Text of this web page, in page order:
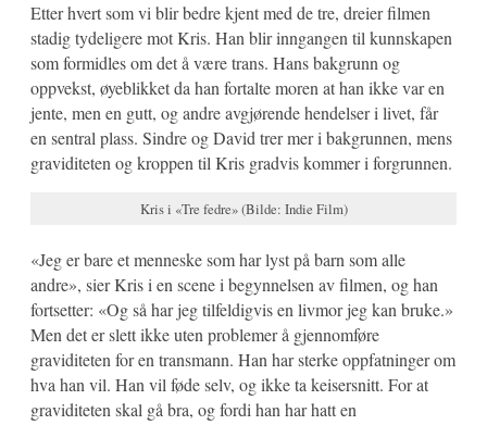
Etter hvert som vi blir bedre kjent med de tre, dreier filmen
stadig tydeligere mot Kris. Han blir inngangen til kunnskapen
som formidles om det å være trans. Hans bakgrunn og
oppvekst, øyeblikket da han fortalte moren at han ikke var en
jente, men en gutt, og andre avgjørende hendelser i livet, får
en sentral plass. Sindre og David trer mer i bakgrunnen, mens
graviditeten og kroppen til Kris gradvis kommer i forgrunnen.
Kris i «Tre fedre» (Bilde: Indie Film)
«Jeg er bare et menneske som har lyst på barn som alle
andre», sier Kris i en scene i begynnelsen av filmen, og han
fortsetter: «Og så har jeg tilfeldigvis en livmor jeg kan bruke.»
Men det er slett ikke uten problemer å gjennomføre
graviditeten for en transmann. Han har sterke oppfatninger om
hva han vil. Han vil føde selv, og ikke ta keisersnitt. For at
graviditeten skal gå bra, og fordi han har hatt en